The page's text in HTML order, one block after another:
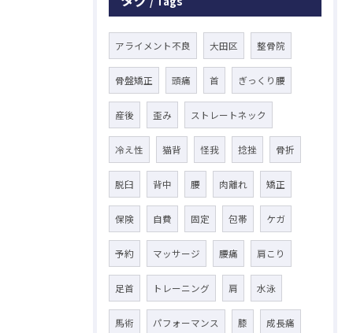
アライメント不良 大田区 整骨院
骨盤矯正 頭痛 首 ぎっくり腰
産後 歪み ストレートネック
冷え性 猫背 怪我 捻挫 骨折
脱臼 背中 腰 肉離れ 矯正
保険 自費 固定 包帯 ケガ
予約 マッサージ 腰痛 肩こり
足首 トレーニング 肩 水泳
馬術 パフォーマンス 膝 成長痛